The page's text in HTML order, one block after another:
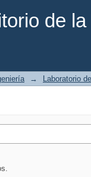
de
→ Laboratorio